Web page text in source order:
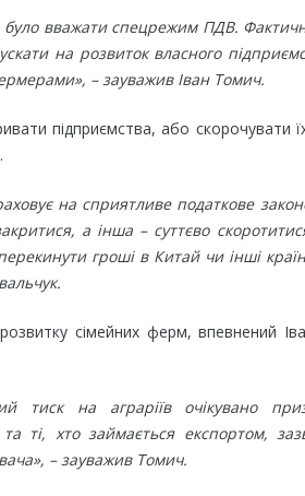
вважати спецрежим ПДВ.
на розвиток власного
– зауважив Іван Томич.
підприємства, або скорочувати
на сприятливе податкове
а інша – суттєво
гроші в Китай чи інші
сімейних ферм, впевнений
тиск на аграріїв очікувано
ті, хто займається експортом,
– зауважив Томич.